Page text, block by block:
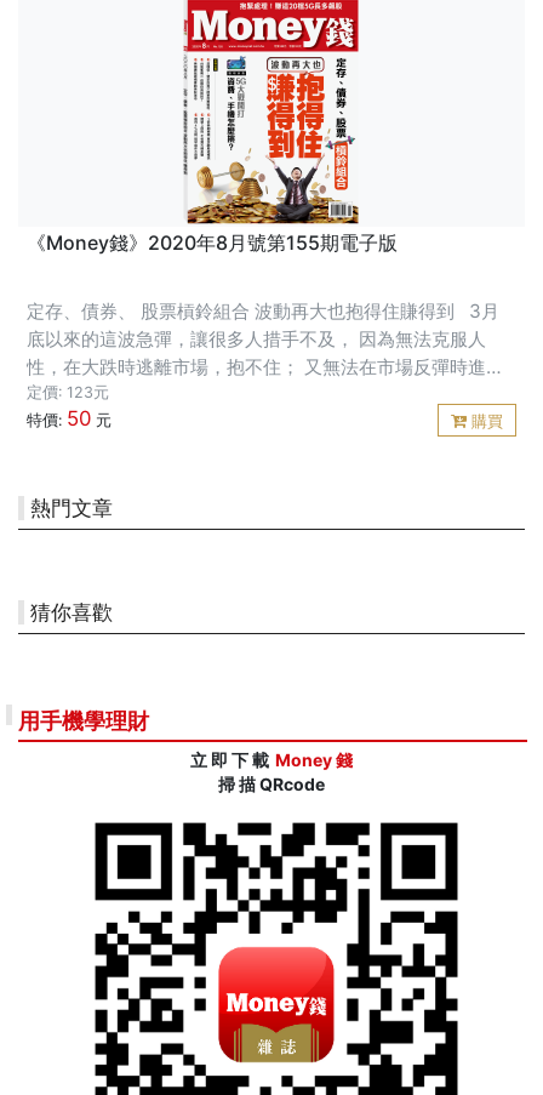
《Money錢》2020年8月號第155期電子版
定存、債券、 股票槓鈴組合 波動再大也抱得住賺得到 3月
底以來的這波急彈，讓很多人措手不及， 因為無法克服人
性，在大跌時逃離市場，抱不住； 又無法在市場反彈時進
場，錯失波段賺錢機會。 要在市場中待得住，就要靠槓鈴組
合， 因為槓鈴組合可以達到提高流
定價: 123元
特價: 50 元 購買
熱門文章
猜你喜歡
用手機學理財
立 即 下 載 Money 錢
掃 描 QRcode